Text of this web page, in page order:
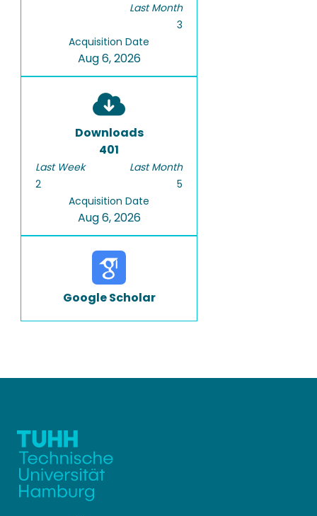
Last Month
3
Acquisition Date
Aug 6, 2026
Downloads
401
Last Week
2
Last Month
5
Acquisition Date
Aug 6, 2026
Google Scholar